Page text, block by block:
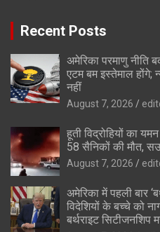
Recent Posts
अमेरिका परमाणु नीति
एटम बम इस्तेमाल होंगे;
नहीं
August 7, 2026
हूती विद्रोहियों का
58 सैनिकों की मौत,
August 7, 2026
अमेरिका में पहली बार
विदेशियों के बच्चे को
बर्थराइट सिटीजनशिप